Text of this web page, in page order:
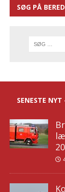
SØG PÅ
SENESTE